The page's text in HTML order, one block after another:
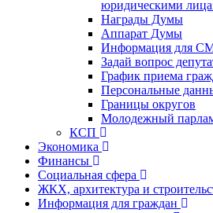
юридическими
Награды Думы
Аппарат Думы
Информация для
Задай вопрос
График приема
Персональные
Границы округов
Молодежный
КСП
Экономика
Финансы
Социальная сфера
ЖКХ, архитектура и
Информация для граждан